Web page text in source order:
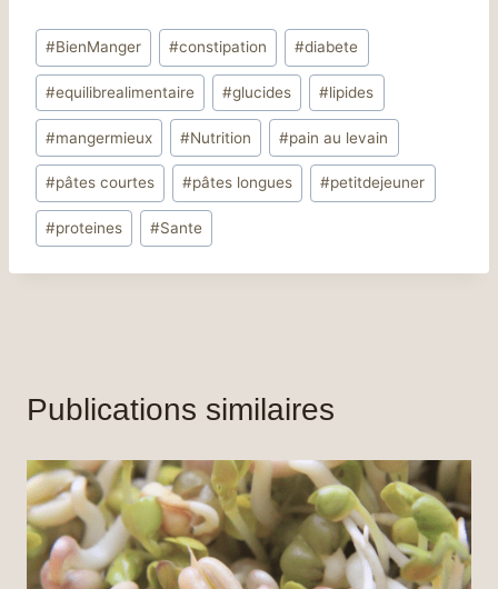
Étiquettes
de
la
publication :
#BienManger #constipation #diabete
#equilibrealimentaire #glucides #lipides
#mangermieux #Nutrition #pain au levain
#pâtes courtes #pâtes longues #petitdejeuner
#proteines #Sante
Publications similaires